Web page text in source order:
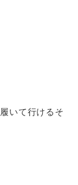
いて行けるそ